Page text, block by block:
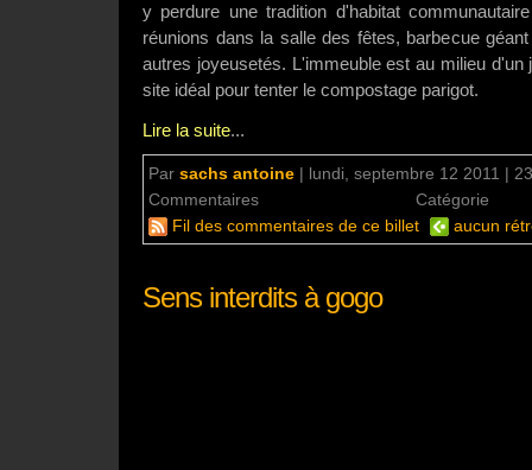
y perdure une tradition d'habitat
réunions dans la salle des fêtes, barbecue
autres joyeusetés. L'immeuble est au milieu d'un
site idéal pour tenter le compostage parigot.
Lire la suite...
Par sachs antoine | lundi, septembre 12 2011 |
Commentaires
Catégorie
Fil des commentaires de ce billet
aucun
Sens interdits à gogo